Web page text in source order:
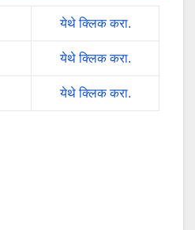
येथे क्लिक करा.
येथे क्लिक करा.
येथे क्लिक करा.